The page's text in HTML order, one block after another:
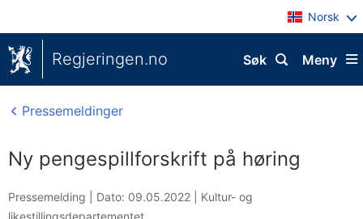
Norsk
Regjeringen.no Meny
Søk
Pressemeldinger
Ny pengespillforskrift på høring
Pressemelding | Dato: 09.05.2022
Kultur- og
likestillingsdepartementet